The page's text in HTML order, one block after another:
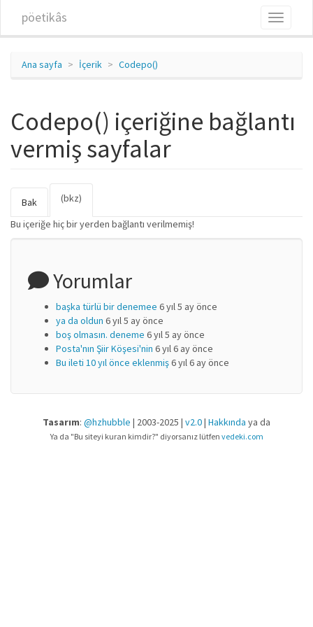
pöetikâs
Toggle
Ana sayfa İçerik Codepo()
Codepo() içeriğine bağlantı
vermiş sayfalar
Birincil sekmeler
Bak (bkz)
Bu içeriğe hiç bir yerden bağlantı verilmemiş!
Yorumlar
başka türlü bir denemee 6 yıl 5 ay önce
ya da oldun 6 yıl 5 ay önce
boş olmasın. deneme 6 yıl 5 ay önce
Posta'nın Şiir Köşesi'nin 6 yıl 6 ay önce
Bu ileti 10 yıl önce eklenmiş6 yıl 6 ay önce
Tasarım: @hzhubble | 2003-2025 | v2.0| Hakkında ya da
Ya da "Bu siteyi kuran kimdir?" diyorsanız lütfen vedeki.com